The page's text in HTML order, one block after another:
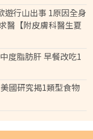
遊行山出事 1原因全身
醫【附皮膚科醫生夏
度脂肪肝 早餐改吃1
國研究揭1類型食物